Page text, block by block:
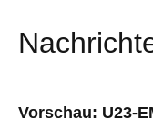
Vorschau: U23-